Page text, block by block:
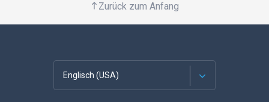
Zurück zum Anfang
Englisch (USA)